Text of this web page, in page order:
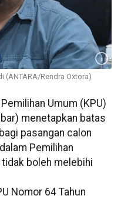
(ANTARA/Rendra Oxtora)
Umum (KPU)
menetapkan batas
pasangan calon
Pemilihan
boleh melebihi
Nomor 64 Tahun